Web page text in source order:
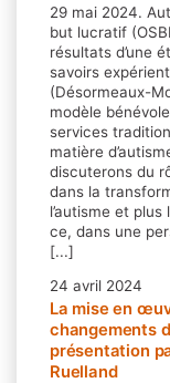
29 mai 2024.
but lucratif
résultats d’une
savoirs
(Désormeaux-
modèle
services
matière
discuterons du
dans la
l’autisme et
ce, dans une
[...]
24 avril 2024
La mise en
changements
présentation
Ruelland